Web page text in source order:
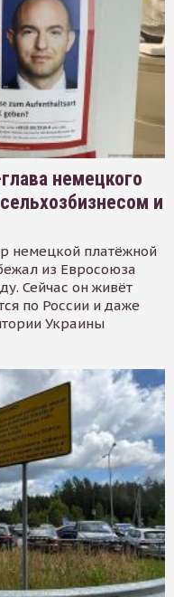
немецкого
и
немецкой платёжной
из Евросоюза
Сейчас он живёт
по России и даже
Украины